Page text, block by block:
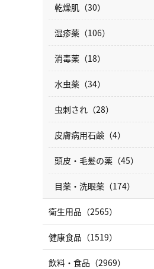
乾燥肌（30）
湿疹薬（106）
消毒薬（18）
水虫薬（34）
虫刺され（28）
皮膚病用石鹸（4）
頭皮・毛髪の薬（45）
目薬・洗眼薬（174）
衛生用品（2565）
健康食品（1519）
飲料・食品（2969）